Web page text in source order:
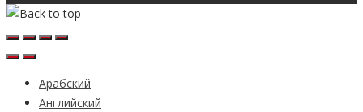
Арабский
Английский